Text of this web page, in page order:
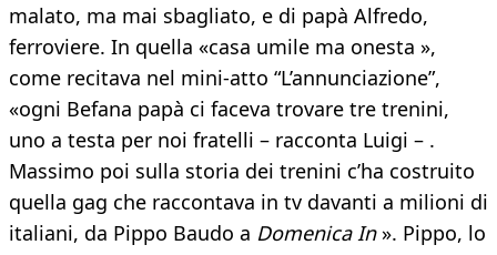
malato, ma mai sbagliato, e di papà Alfredo,
ferroviere. In quella «casa umile ma onesta »,
come recitava nel mini-atto “L’annunciazione”,
«ogni Befana papà ci faceva trovare tre trenini,
uno a testa per noi fratelli – racconta Luigi – .
Massimo poi sulla storia dei trenini c’ha costruito
quella gag che raccontava in tv davanti a milioni di
italiani, da Pippo Baudo a Domenica In». Pippo, lo